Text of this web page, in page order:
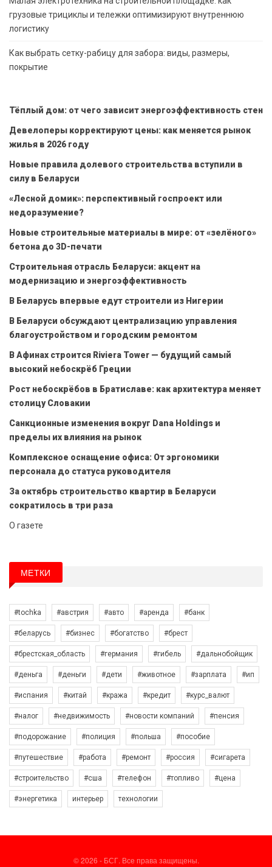
грузовые трициклы и тележки оптимизируют внутреннюю
логистику
Как выбрать сетку-рабицу для забора: виды, размеры,
покрытие
Тёплый дом: от чего зависит энергоэффективность стен
Девелоперы корректируют цены: как меняется рынок
жилья в 2026 году
Новые правила долевого строительства вступили в
силу в Беларуси
«Лесной домик»: перспективный госпроект или
недоразумение?
Новые строительные материалы в мире: от «зелёного»
бетона до 3D-печати
Строительная отрасль Беларуси: акцент на
модернизацию и энергоэффективность
В Беларусь впервые едут строители из Нигерии
В Беларуси обсуждают централизацию управления
благоустройством и городским ремонтом
В Афинах строится Riviera Tower — будущий самый
высокий небоскрёб Греции
Рост небоскрёбов в Братиславе: как архитектура меняет
столицу Словакии
Санкционные изменения вокруг Dana Holdings и
пределы их влияния на рынок
Комплексное оснащение офиса: От эргономики
персонала до статуса руководителя
За октябрь строительство квартир в Беларуси
сократилось в три раза
О газете
МЕТКИ
#tochka #австрия #авто #аренда #банк
#беларусь #бизнес #богатство #брест
#брестская_область #германия #гибель #дальнобойщик
#деньга #деньги #дети #животное #зарплата #ип
#испания #китай #кража #кредит #курс_валют
#налог #недвижимость #новости компаний #пенсия
#подорожание #полиция #польша #пособие
#путешествие #работа #ремонт #россия #сигарета
#строительство #сша #телефон #топливо #цена
#энергетика интерьер технологии
© 2026 - БСГ. Все права защищены.